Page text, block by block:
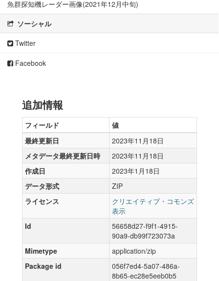
魚群探知機レーダー画像(2021年12月中旬)
ソーシャル
Twitter
Facebook
追加情報
フィールド
値
最終更新日
2023年11月18日
メタデータ最終更新日時
2023年11月18日
作成日
2023年1月18日
データ形式
ZIP
ライセンス
クリエイティブ・コモンズ
表示
Id
56658d27-f9f1-4915-
90a9-db99f723073a
Mimetype
application/zip
Package id
056f7ed4-5a07-486a-
8b65-ec28e5eeb0b5